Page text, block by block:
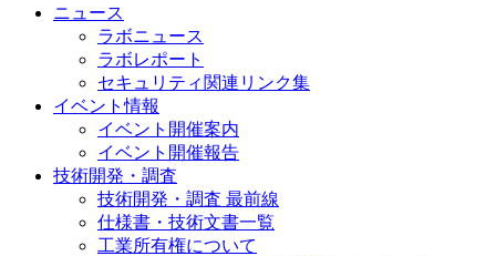
ニュース
ラボニュース
ラボレポート
セキュリティ関連リンク集
イベント情報
イベント開催案内
イベント開催報告
技術開発・調査
技術開発・調査 最前線
仕様書・技術文書一覧
工業所有権について